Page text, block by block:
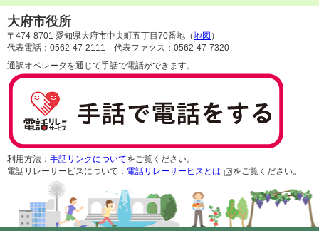
大府市役所
〒474-8701 愛知県大府市中央町五丁目70番地（地図 ）
代表電話：0562-47-2111 代表ファクス：0562-47-7320
通訳オペレータを通じて手話で電話ができます。
利用方法： 手話リンクについてをご覧ください。
電話リレーサービスについて： 電話リレーサービスとは をご覧ください。